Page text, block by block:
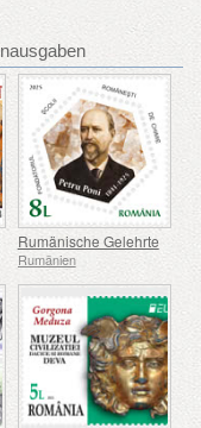
Rumänische Gelehrte
Rumänien